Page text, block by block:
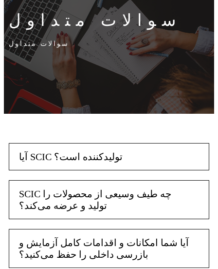
سوالات متداول
سوالات متداول
آیا SCIC تولیدکننده است؟
SCIC چه طیف وسیعی از محصولات را
تولید و عرضه می‌کند؟
آیا شما امکانات و اقدامات کامل آزمایش و
بازرسی داخلی را حفظ می‌کنید؟